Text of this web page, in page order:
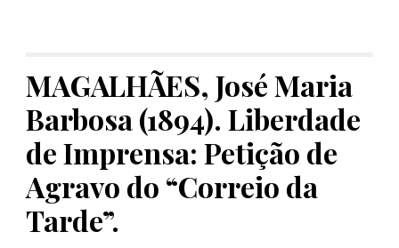
MAGALHÃES, José Maria
Barbosa (1894). Liberdade
de Imprensa: Petição de
Agravo do “Correio da
Tarde”.